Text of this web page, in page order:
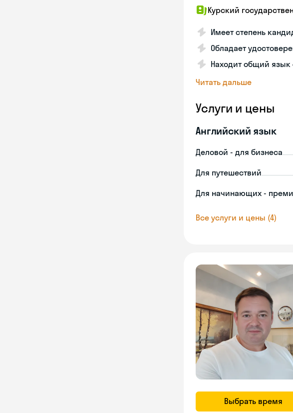
Курский
Имеет степень
Обладает
Находит общий
Читать дальше
Услуги и цены
Английский язык
Деловой - для бизнеса
Для путешествий
Для начинающих -
Все услуги и цены (4)
Выбрать время